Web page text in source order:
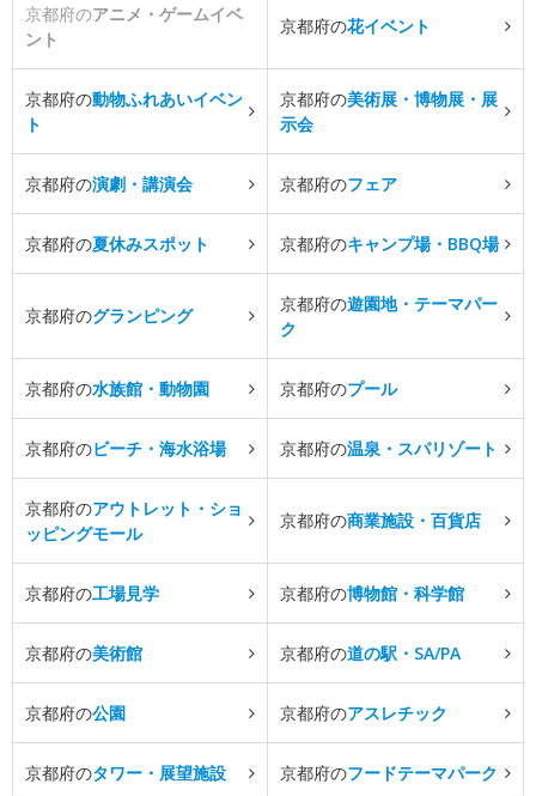
京都府のアニメ・ゲームイベ
ント
京都府の花イベント
京都府の動物ふれあいイベン
ト
京都府の美術展・博物展・展
示会
京都府の演劇・講演会 京都府のフェア
京都府の夏休みスポット 京都府のキャンプ場・BBQ場
京都府のグランピング
京都府の遊園地・テーマパー
ク
京都府の水族館・動物園 京都府のプール
京都府のビーチ・海水浴場 京都府の温泉・スパリゾート
京都府のアウトレット・ショ
ッピングモール
京都府の商業施設・百貨店
京都府の工場見学 京都府の博物館・科学館
京都府の美術館 京都府の道の駅・SA/PA
京都府の公園 京都府のアスレチック
京都府のタワー・展望施設 京都府のフードテーマパーク